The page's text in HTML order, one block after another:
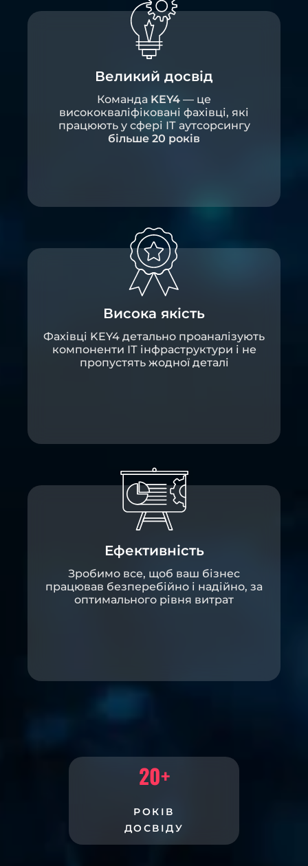
Великий досвід
Команда KEY4 — це
висококваліфіковані фахівці, які
працюють у сфері ІТ аутсорсингу
більше 20 років
Висока якість
Фахівці KEY4 детально проаналізують
компоненти ІТ інфраструктури і не
пропустять жодної деталі
Ефективність
Зробимо все, щоб ваш бізнес
працював безперебійно і надійно, за
оптимального рівня витрат
20+
РОКІВ
ДОСВІДУ